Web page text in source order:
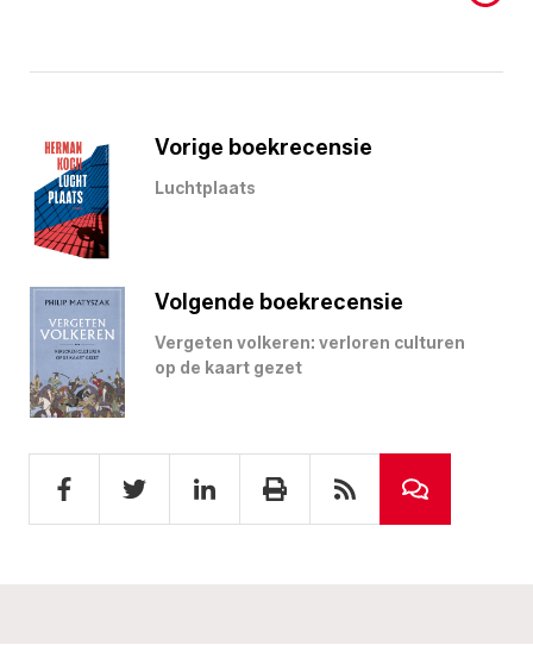
Vorige boekrecensie
Luchtplaats
Volgende boekrecensie
Vergeten volkeren: verloren culturen
op de kaart gezet